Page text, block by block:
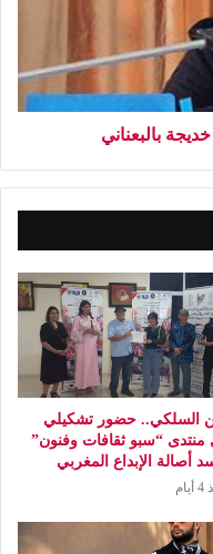
بالبعناني
السلكي.. حضور تشكيلي
منتدى “سبو ثقافات وفنون”
أصالة الإبداع المغربي